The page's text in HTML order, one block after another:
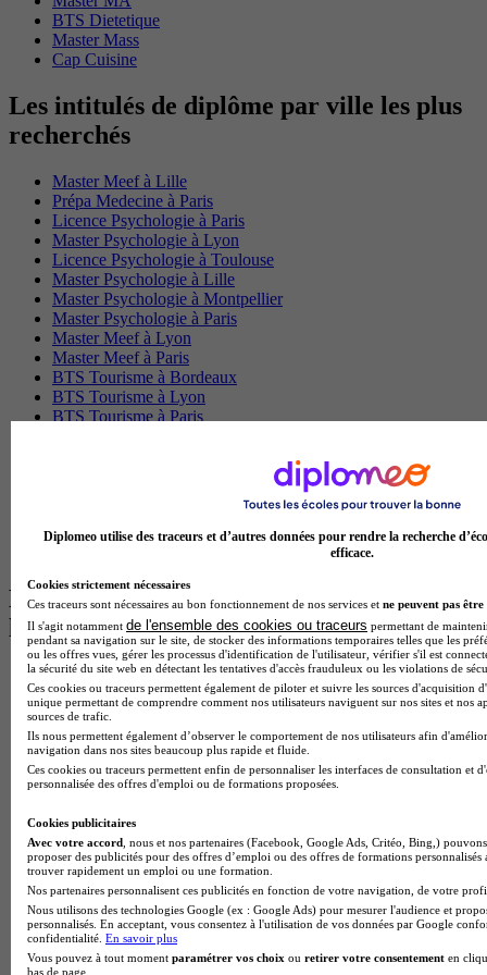
BTS Dietetique
Master Mass
Cap Cuisine
Les intitulés de diplôme par ville les plus
recherchés
Master Meef à Lille
Prépa Medecine à Paris
Licence Psychologie à Paris
Master Psychologie à Lyon
Licence Psychologie à Toulouse
Master Psychologie à Lille
Master Psychologie à Montpellier
Master Psychologie à Paris
Master Meef à Lyon
Master Meef à Paris
BTS Tourisme à Bordeaux
BTS Tourisme à Lyon
BTS Tourisme à Paris
Master Psychologie à Angers
BTS Communication à Lyon
Les intitulés de diplôme par alternance
les plus recherchés
BTS Esf en alternance
BTS Dietetique en alternance
BTS Mco en alternance
BTS Pi en alternance
BTS Sp3s en alternance
Master CCA en alternance
BTS Ndrc en alternance
Cap Fleuriste en alternance
BTS Sio en alternance
MSc Marketing Digital en alternance
BTS Gpme en alternance
Cap Electricien en alternance
BTS Gpn en alternance
BTS Domotique en alternance
BAC Pro Agora en alternance
Diplomeo utilise des traceurs et d’autres données pour rendre la recherche
efficace.
Cookies strictement nécessaires
Ces traceurs sont nécessaires au bon fonctionnement de nos services et ne peuvent pas être
Il s'agit notamment de l'ensemble des cookies ou traceurs permettant de
pendant sa navigation sur le site, de stocker des informations temporaires telles que les
ou les offres vues, gérer les processus d'identification de l'utilisateur, vérifier s'il est
la sécurité du site web en détectant les tentatives d'accès frauduleux ou les violations de
Ces cookies ou traceurs permettent également de piloter et suivre les sources d'acquisition
unique permettant de comprendre comment nos utilisateurs naviguent sur nos sites et nos
sources de trafic.
Ils nous permettent également d’observer le comportement de nos utilisateurs afin
navigation dans nos sites beaucoup plus rapide et fluide.
Ces cookies ou traceurs permettent enfin de personnaliser les interfaces de consultation et
personnalisée des offres d'emploi ou de formations proposées.
Cookies publicitaires
Avec votre accord , nous et nos partenaires (Facebook, Google Ads, Critéo, Bing,)
proposer des publicités pour des offres d’emploi ou des offres de formations
trouver rapidement un emploi ou une formation.
Nos partenaires personnalisent ces publicités en fonction de votre navigation, de votre
Nous utilisons des technologies Google (ex : Google Ads) pour mesurer l'audience et
personnalisés. En acceptant, vous consentez à l'utilisation de vos données par Google
confidentialité. En savoir plus
Vous pouvez à tout moment paramétrer vos choix ou retirer votre consentement en
bas de page.